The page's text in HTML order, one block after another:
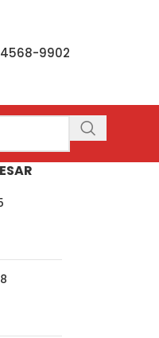
4568-9902